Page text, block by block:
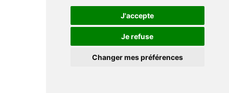
J'accepte
Je refuse
Changer mes préférences